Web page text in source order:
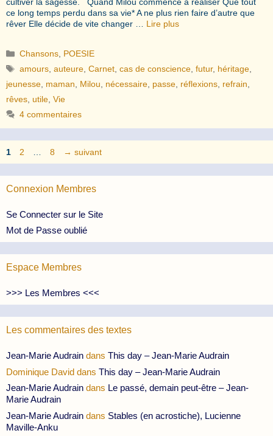
ce long temps perdu dans sa vie* A ne plus rien faire d’autre que
rêver Elle décide de vite changer … Lire plus
Catégories
Chansons POESIE
Étiquettes
amours ,auteure ,Carnet ,cas de conscience ,futur, héritage
jeunesse maman Milou nécessaire passe réflexions refrain
rêves utile Vie
4 commentaires
Page
1 Page
2 Page
8 → suivant
Connexion Membres
Se Connecter sur le Site
Mot de Passe oublié
Espace Membres
>>> Les Membres <<<
Les commentaires des textes
Jean-Marie Audrain dans This day – Jean-Marie Audrain
Dominique David dans This day – Jean-Marie Audrain
Jean-Marie Audrain dans Le passé, demain peut-être – Jean-
Marie Audrain
Jean-Marie Audrain dans Stables (en acrostiche), Lucienne
Maville-Anku